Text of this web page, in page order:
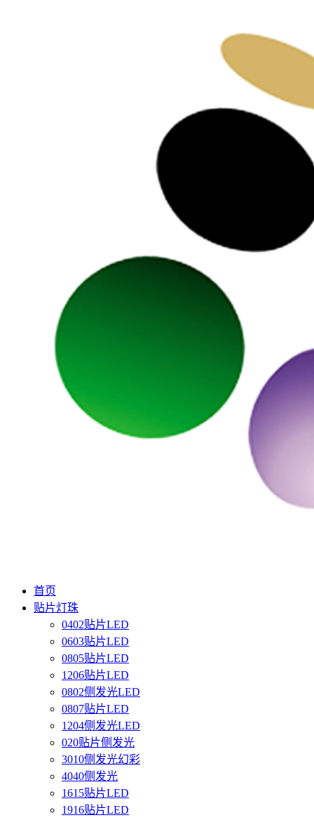
首页
贴片灯珠
0402贴片LED
0603贴片LED
0805贴片LED
1206贴片LED
0802侧发光LED
0807贴片LED
1204侧发光LED
020贴片侧发光
3010侧发光幻彩
4040侧发光
1615贴片LED
1916贴片LED